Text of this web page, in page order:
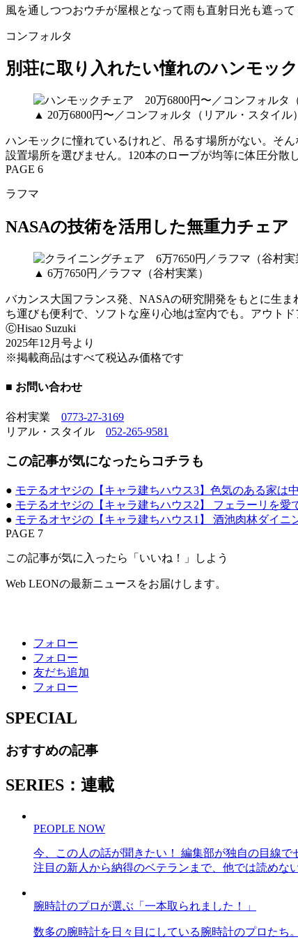
風を通しつつおウチが屋根となって雨も直射日光も遮っ
コンフォルタ
別荘に取り入れたい憧れのハンモック
▲ 20万6800円〜／コンフォルタ（リアル・スタイル）
ハンモックに憧れているけれど、吊るす場所がない。そ
設置場所を選びません。120本のロープが均等に体圧分散
PAGE 6
ラフマ
NASAの技術を活用した無重力チェア
▲ 6万7650円／ラフマ（谷村実業）
バカンス大国フランス発、NASAの研究開発をもとに生
ち運びも便利で、ソフトな座り心地は室内でも。アウト
Ⓒ︎Hisao Suzuki
2025年12月号より
※掲載商品はすべて税込み価格です
■ お問い合わせ
谷村実業 0773-27-3169
リアル・スタイル 052-265-9581
この記事が気になったらコチラも
● モテるオヤジの【キャラ建ちハウス3】色気のある家は
● モテるオヤジの【キャラ建ちハウス2】 フェラーリを愛
● モテるオヤジの【キャラ建ちハウス1】 酒池肉林ダイニ
PAGE 7
この記事が気に入ったら「いいね！」しよう
Web LEONの最新ニュースをお届けします。
フォロー
フォロー
友だち追加
フォロー
SPECIAL
おすすめの記事
SERIES：連載
PEOPLE NOW
今、この人の話が聞きたい！ 編集部が独自の目線
注目の新人から納得のベテランまで、他では読めな
腕時計のプロが選ぶ「一本取られました！」
数多の腕時計を日々目にしている腕時計のプロたち